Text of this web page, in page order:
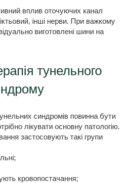
вплив оточуючих канал
інші нерви. При важкому
виготовлені шини на
тунельного
синдромів повинна бути
лікувати основну патологію.
застосовують такі групи
кровопостачання;